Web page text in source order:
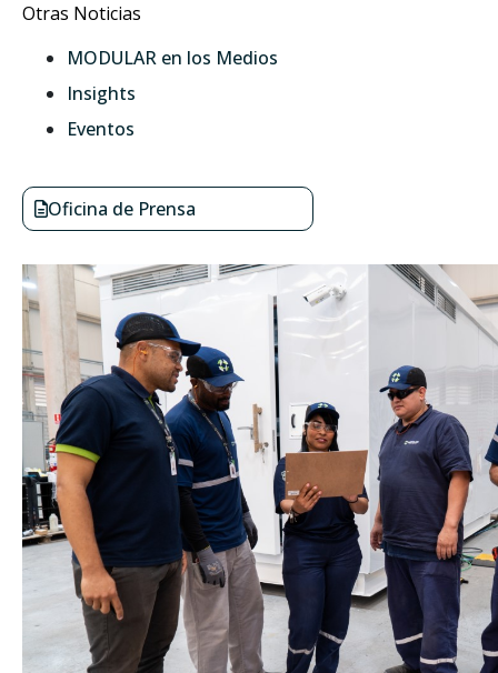
Otras Noticias
MODULAR en los Medios
Insights
Eventos
Oficina de Prensa